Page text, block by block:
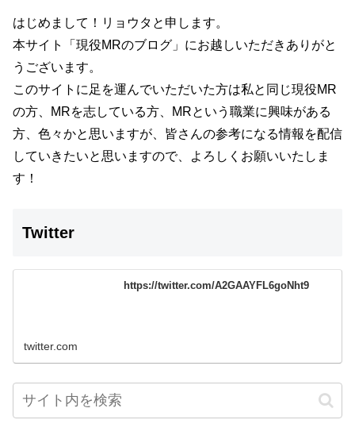
はじめまして！リョウタと申します。
本サイト
「現役MRのブログ」 にお越しいただきありがと
うございます。
このサイトに足を運んでいただいた方は私と同じ現役MR
の方、MRを志している方、MRという職業に興味がある
方、色々かと思いますが、 皆さんの参考になる情報を配信
していきたいと思いますので、よろしくお願いいたしま
す！
Twitter
https://twitter.com/A2GAAYFL6goNht9
twitter.com